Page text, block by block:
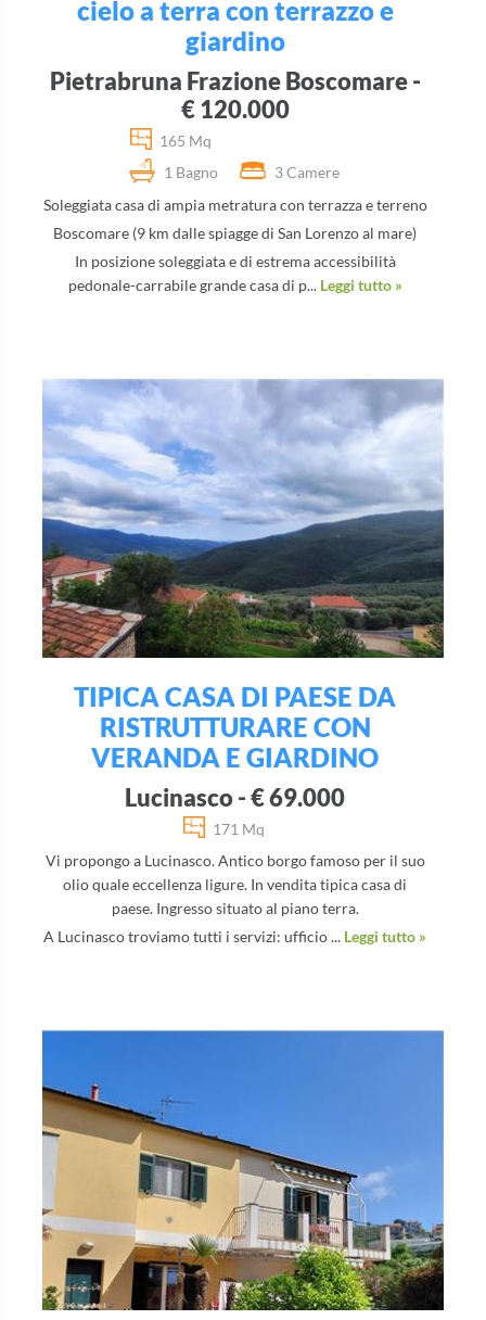
cielo a terra con terrazzo e
giardino
Pietrabruna Frazione Boscomare -
€ 120.000
165 Mq
1 Bagno
3 Camere
Soleggiata casa di ampia metratura con terrazza e terreno
Boscomare (9 km dalle spiagge di San Lorenzo al mare)
In posizione soleggiata e di estrema accessibilità
pedonale-carrabile grande casa di p... Leggi tutto »
TIPICA CASA DI PAESE DA
RISTRUTTURARE CON
VERANDA E GIARDINO
Lucinasco - € 69.000
171 Mq
Vi propongo a Lucinasco. Antico borgo famoso per il suo
olio quale eccellenza ligure. In vendita tipica casa di
paese. Ingresso situato al piano terra.
A Lucinasco troviamo tutti i servizi: ufficio ... Leggi tutto »